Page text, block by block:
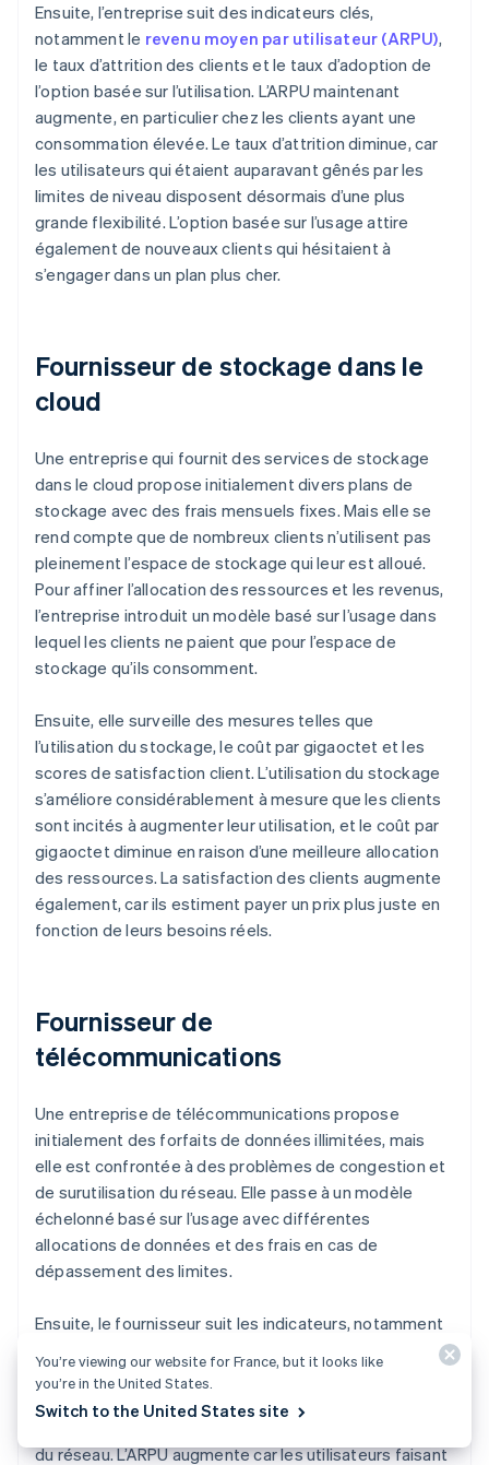
Ensuite, l’entreprise suit des indicateurs clés,
notamment le revenu moyen par utilisateur (ARPU),
le taux d’attrition des clients et le taux d’adoption de
l’option basée sur l’utilisation. L’ARPU maintenant
augmente, en particulier chez les clients ayant une
consommation élevée. Le taux d’attrition diminue, car
les utilisateurs qui étaient auparavant gênés par les
limites de niveau disposent désormais d’une plus
grande flexibilité. L’option basée sur l’usage attire
également de nouveaux clients qui hésitaient à
s’engager dans un plan plus cher.
Fournisseur de stockage dans le
cloud
Une entreprise qui fournit des services de stockage
dans le cloud propose initialement divers plans de
stockage avec des frais mensuels fixes. Mais elle se
rend compte que de nombreux clients n’utilisent pas
pleinement l’espace de stockage qui leur est alloué.
Pour affiner l’allocation des ressources et les revenus,
l’entreprise introduit un modèle basé sur l’usage dans
lequel les clients ne paient que pour l’espace de
stockage qu’ils consomment.
Ensuite, elle surveille des mesures telles que
l’utilisation du stockage, le coût par gigaoctet et les
scores de satisfaction client. L’utilisation du stockage
s’améliore considérablement à mesure que les clients
sont incités à augmenter leur utilisation, et le coût par
gigaoctet diminue en raison d’une meilleure allocation
des ressources. La satisfaction des clients augmente
également, car ils estiment payer un prix plus juste en
fonction de leurs besoins réels.
Fournisseur de
télécommunications
Une entreprise de télécommunications propose
initialement des forfaits de données illimitées, mais
elle est confrontée à des problèmes de congestion et
de surutilisation du réseau. Elle passe à un modèle
échelonné basé sur l’usage avec différentes
allocations de données et des frais en cas de
dépassement des limites.
Ensuite, le fournisseur suit les indicateurs, notamment
niveaux de congestion du réseau et l’ARPU. Le modèle
basé sur l’usage permet une distribution plus équilibrée
du réseau. L’ARPU augmente car les utilisateurs faisant
You’re viewing our website for France, but it looks like
you’re in the United States.
Switch to the United States site